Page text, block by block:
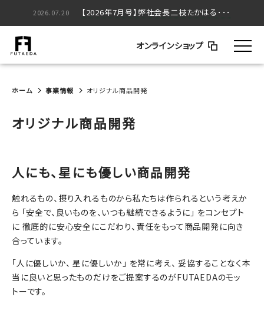
オンラインショップ
2026.05.20 【2026年5月号】弊社会長二枝たかはる･･･
2026.07.20 【2026年7月号】弊社会長二枝たかはる･･･
ホーム 事業情報 オリジナル商品開発
オリジナル商品開発
人にも、星にも優しい商品開発
触れるもの、摂り入れるものから私たちは作られるという考えか
ら 「安全で、良いものを、いつも継続できるように」 をコンセプト
に 徹底的に安心安全にこだわり、責任をもって商品開発に向き
合っています。
「人に優しいか、 星に優しいか」 を常に考え、 妥協することなく本
当に良いと思ったものだけをご提案するのがFUTAEDAのモッ
トーです。